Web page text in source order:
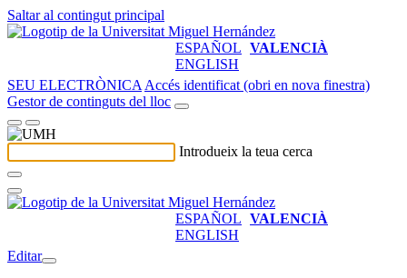
Saltar al contingut principal
ESPAÑOL VALENCIÀ
ENGLISH
SEU ELECTRÒNICA Accés identificat (obri en nova finestra)
Gestor de continguts del lloc
Introdueix la teua cerca
ESPAÑOL VALENCIÀ
ENGLISH
Editar